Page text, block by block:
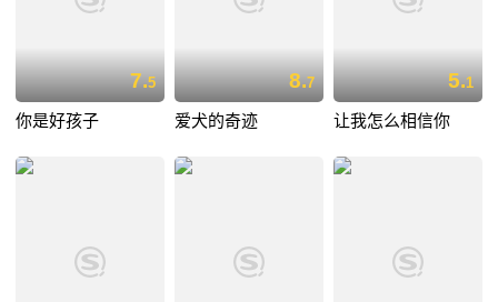
7.5
你是好孩子
8.7
爱犬的奇迹
5.1
让我怎么相信你